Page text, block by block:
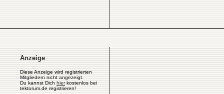
Anzeige
Diese Anzeige wird registrierten
Mitgliedern nicht angezeigt.
Du kannst Dich hierkostenlos bei
tektorum.de registrieren!